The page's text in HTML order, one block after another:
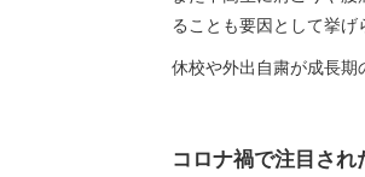
ることも要因として挙げ
休校や外出自粛が成長期
コロナ禍で注目され